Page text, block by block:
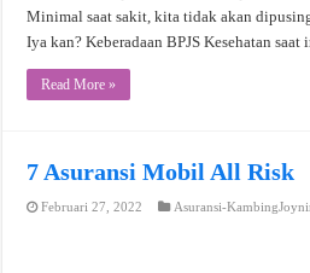
Minimal saat sakit, kita tidak akan
Iya kan? Keberadaan BPJS Kesehatan saat
Read More »
7 Asuransi Mobil All Risk
Februari 27, 2022 Asuransi-